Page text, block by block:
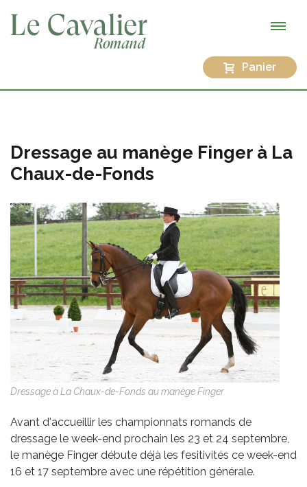
Panier
Dressage au manège Finger à La
Chaux-de-Fonds
Dressage à La Chaux-de-Fonds au manège Finger
Avant d'accueillir les championnats romands de
dressage le week-end prochain les 23 et 24 septembre,
le manège Finger débute déjà les fesitivités ce week-end
16 et 17 septembre avec une répétition générale.